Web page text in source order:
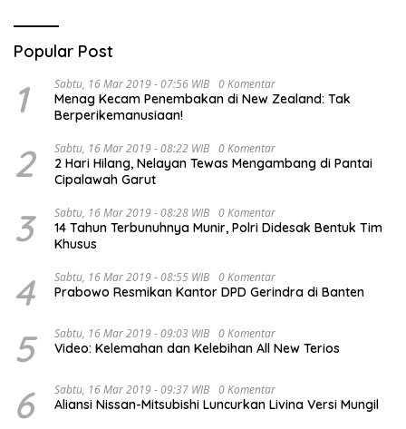
Popular Post
1 Sabtu, 16 Mar 2019 - 07:56 WIB 0 Komentar
Menag Kecam Penembakan di New Zealand: Tak
Berperikemanusiaan!
2 Sabtu, 16 Mar 2019 - 08:22 WIB 0 Komentar
2 Hari Hilang, Nelayan Tewas Mengambang di Pantai
Cipalawah Garut
3 Sabtu, 16 Mar 2019 - 08:28 WIB 0 Komentar
14 Tahun Terbunuhnya Munir, Polri Didesak Bentuk Tim
Khusus
4 Sabtu, 16 Mar 2019 - 08:55 WIB 0 Komentar
Prabowo Resmikan Kantor DPD Gerindra di Banten
5 Sabtu, 16 Mar 2019 - 09:03 WIB 0 Komentar
Video: Kelemahan dan Kelebihan All New Terios
6 Sabtu, 16 Mar 2019 - 09:37 WIB 0 Komentar
Aliansi Nissan-Mitsubishi Luncurkan Livina Versi Mungil